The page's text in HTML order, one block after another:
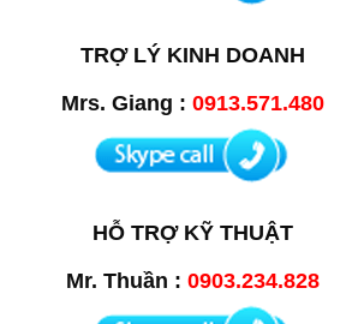
TRỢ LÝ KINH DOANH
Mrs. Giang : 0913.571.480
HỖ TRỢ KỸ THUẬT
Mr. Thuần : 0903.234.828